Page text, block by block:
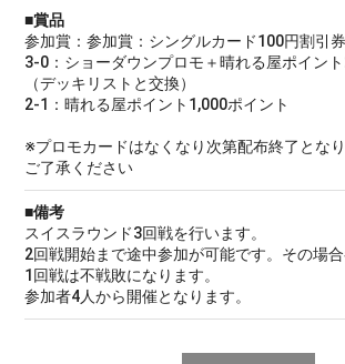
■賞品
参加賞：参加賞：シングルカード100円割引券
3-0：ショーダウンプロモ＋晴れる屋ポイン
（デッキリストと交換）
2-1：晴れる屋ポイント1,000ポイント
※プロモカードはなくなり次第配布終了とな
ご了承ください
■備考
スイスラウンド3回戦を行います。
2回戦開始まで途中参加が可能です。その場合
1回戦は不戦敗になります。
参加者4人から開催となります。